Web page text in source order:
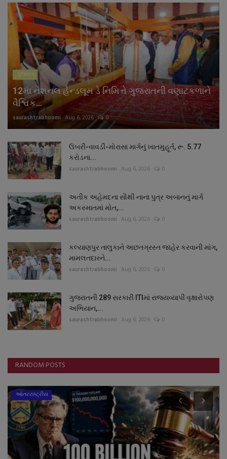
ગુજરાત
12મા નેશનલ હેન્ડલૂમ ડે નિમિત્તે ગુજરાતની વણાટકળાને
વૈશ્વિક...
saurashtrabhoomi Aug 6, 2026 0
ઉંબરી-વાવડી-મોરાસા માર્ગનું ખાતમુહૂર્ત, રૂ. 5.77
કરોડના...
saurashtrabhoomi Aug 6, 2026 0
અતીક અહેમદના સૌથી નાના પુત્ર અબાનનું માર્ગ
અકસ્માતમાં મોત,...
saurashtrabhoomi Aug 6, 2026 0
કલ્યાણપુર તાલુકાને અછતગ્રસ્ત જાહેર કરવાની માંગ,
મામલતદારને...
saurashtrabhoomi Aug 6, 2026 0
ગુજરાતની 289 સરકારી ITIમાં રાજ્યવ્યાપી વૃક્ષારોપણ
અભિયાન,...
saurashtrabhoomi Aug 6, 2026 0
RANDOM POSTS
આંતરરાષ્ટ્રીય